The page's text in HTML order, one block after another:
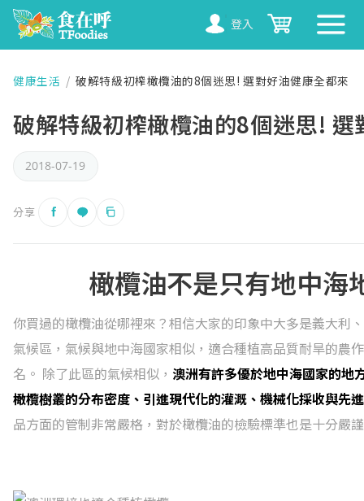
登入
健康生活 / 破解特級初榨橄欖油的8個迷思! 選對好油健康全都來
破解特級初榨橄欖油的8個迷思! 選
2018-07-19
分享
橄欖油不是只有地中海
你買過的橄欖油從哪裡來？相信大家的印象中大多是義大利
氣候區，氣候與地中海國家相似，適合種植高品質耐旱的農
名。 除了此區的氣候相似， 澳洲有許多優於地中海國家的地
橄欖樹叢的分布密度、引進現代化的灌溉、機械化採收與先
品方面的管制非常嚴格，對於橄欖油的檢驗標準也是十分嚴